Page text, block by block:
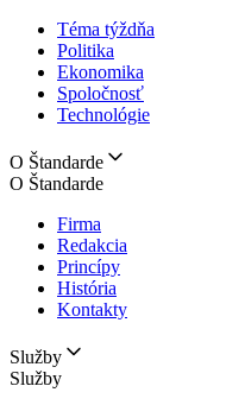
Téma týždňa
Politika
Ekonomika
Spoločnosť
Technológie
O Štandarde
O Štandarde
Firma
Redakcia
Princípy
História
Kontakty
Služby
Služby